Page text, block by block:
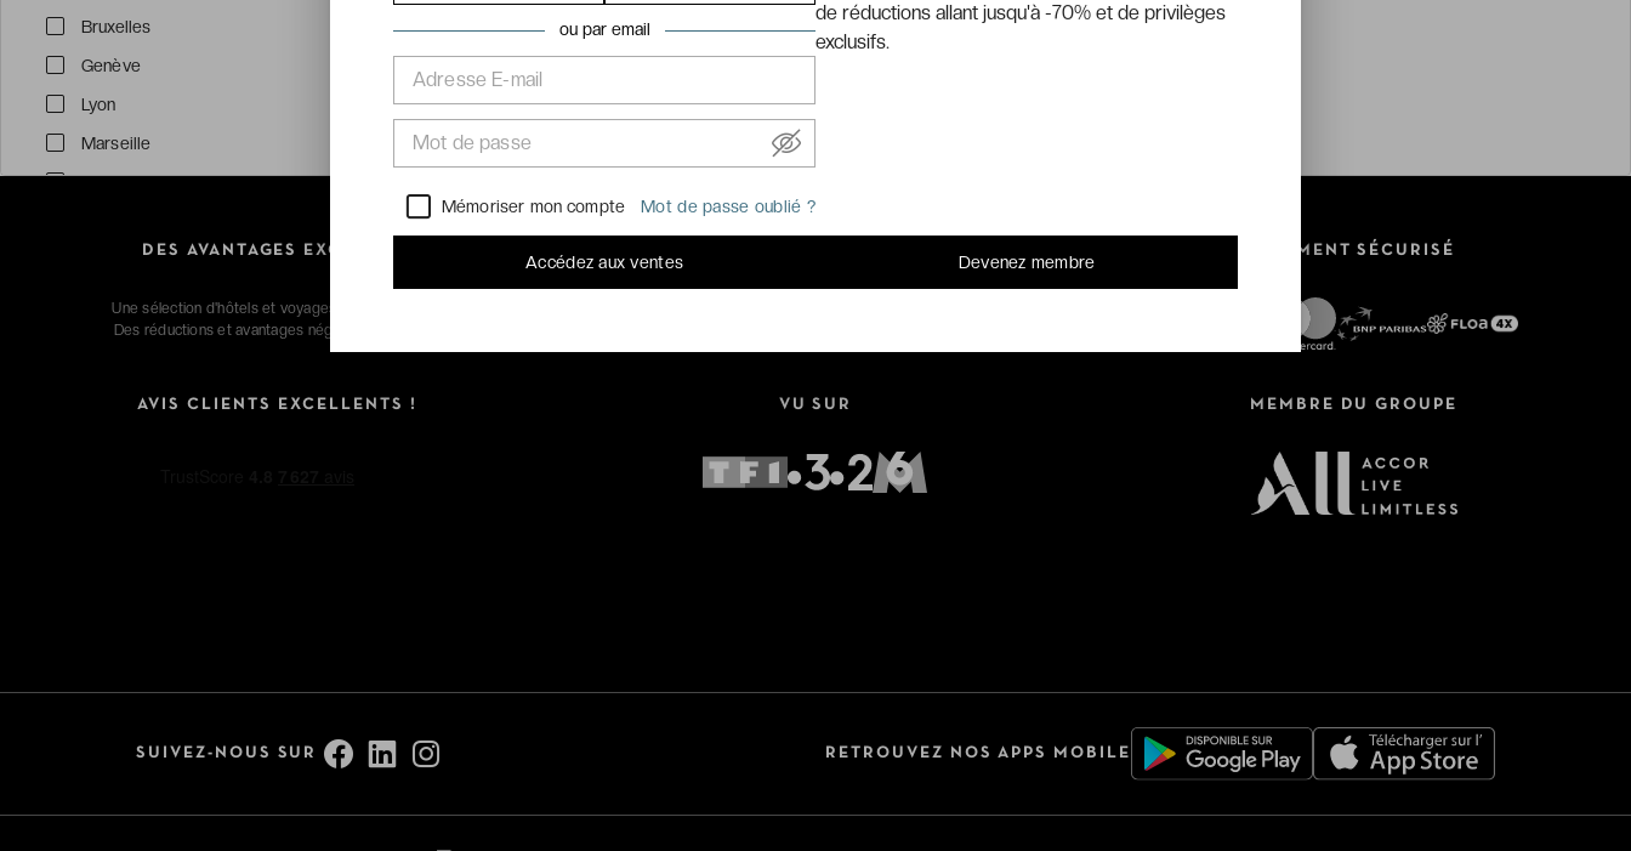
Bruxelles
Genève
Lyon
Marseille
Nice
Thématiques
Collection été
DES AVANTAGES EXCLUSIFS
Une sélection d'hôtels et voyages extraordinaires.
Des réductions et avantages négociés pour vous.
PAIEMENT SÉCURISÉ
AVIS CLIENTS EXCELLENTS ! VU SUR MEMBRE DU GROUPE
SUIVEZ-NOUS SUR RETROUVEZ NOS APPS MOBILE
ou par email
Adresse E-mail
Mot de passe
Mémoriser mon compte Mot de passe oublié ?
Accédez aux ventes
de réductions allant jusqu'à -70% et de privilèges
exclusifs.
Devenez membre